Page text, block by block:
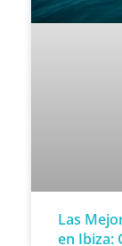
Las
en Ibiza: